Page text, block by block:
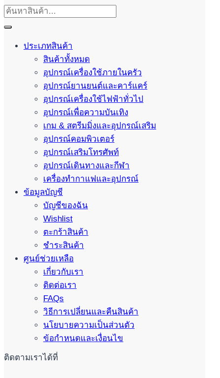
ประเภทสินค้า
สินค้าทั้งหมด
อุปกรณ์เครื่องใช้ภายในครัว
อุปกรณ์ยานยนต์และคาร์แคร์
อุปกรณ์เครื่องใช้ไฟฟ้าทั่วไป
อุปกรณ์เพื่อความบันเทิง
เกม & สตรีมมิ่งและอุปกรณ์เสริม
อุปกรณ์คอมพิวเตอร์
อุปกรณ์เสริมโทรศัพท์
อุปกรณ์เดินทางและกีฬา
เครื่องทำกาแฟและอุปกรณ์
ข้อมูลบัญชี
บัญชีของฉัน
Wishlist
ตะกร้าสินค้า
ชำระสินค้า
ศูนย์ช่วยเหลือ
เกี่ยวกับเรา
ติดต่อเรา
FAQs
วิธีการเปลี่ยนและคืนสินค้า
นโยบายความเป็นส่วนตัว
ข้อกำหนดและเงื่อนไข
ติดตามเราได้ที่